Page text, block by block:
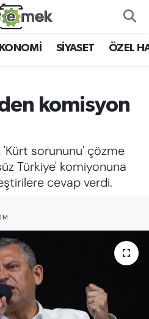
SİYASET ÖZEL
komisyon
'Kürt sorununu' çözme
Türkiye' komiyonuna
cevap verdi.
ve Fikstür